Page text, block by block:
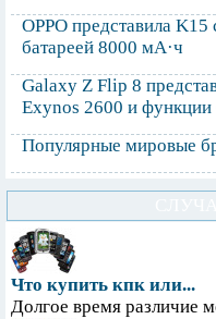
OPPO представила
батареей 8000 мА·ч
Galaxy Z Flip 8
Exynos 2600 и
Популярные мировые
Что купить кпк или...
Долгое время